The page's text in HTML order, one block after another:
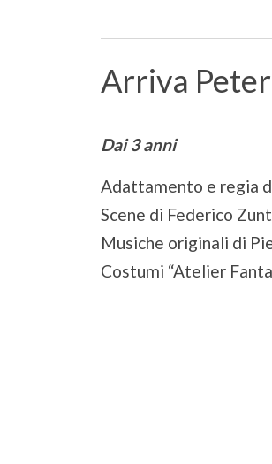
Arriva
Dai 3 anni
Adattamento e regia
Scene di Federico
Musiche originali di
Costumi “Atelier